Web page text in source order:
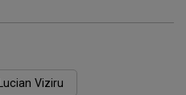
Lucian Viziru